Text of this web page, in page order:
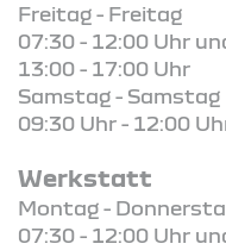
Freitag - Freitag
07:30 - 12:00 Uhr
13:00 - 17:00 Uhr
Samstag - Samstag
09:30 Uhr - 12:00
Werkstatt
Montag -
07:30 - 12:00 Uhr